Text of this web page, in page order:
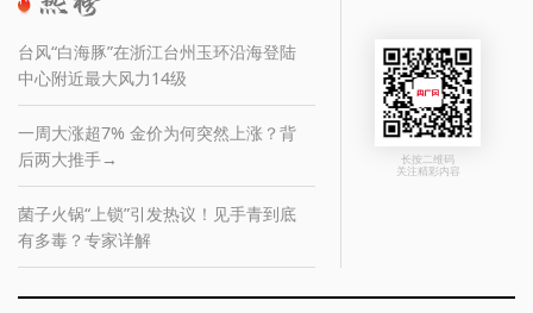
台风“白海豚”在浙江台州玉环沿海登陆
中心附近最大风力14级
一周大涨超7% 金价为何突然上涨？背
后两大推手→
菌子火锅“上锁”引发热议！见手青到底
有多毒？专家详解
长按二维码
关注精彩内容